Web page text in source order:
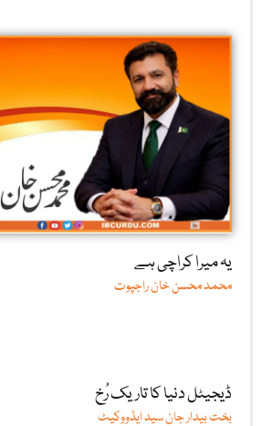
یہ میرا کراچی ہے
محمد محسن خان راجپوت
ڈیجیٹل دنیا کا تاریک رُخ
بخت بیدار جان سید ایڈووکیٹ